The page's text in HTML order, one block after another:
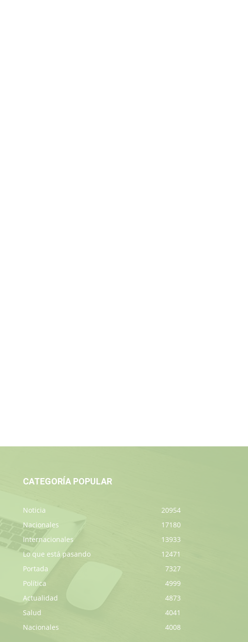
CATEGORÍA POPULAR
Noticia
20954
Nacionales
17180
Internacionales
13933
Lo que está pasando
12471
Portada
7327
Política
4999
Actualidad
4873
Salud
4041
Nacionales
4008